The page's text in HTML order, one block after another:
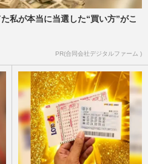
んこ作家でもある僧侶・麻田弘
私が本当に当選した“買い方”がこ
PR(合同会社デジタルファーム )